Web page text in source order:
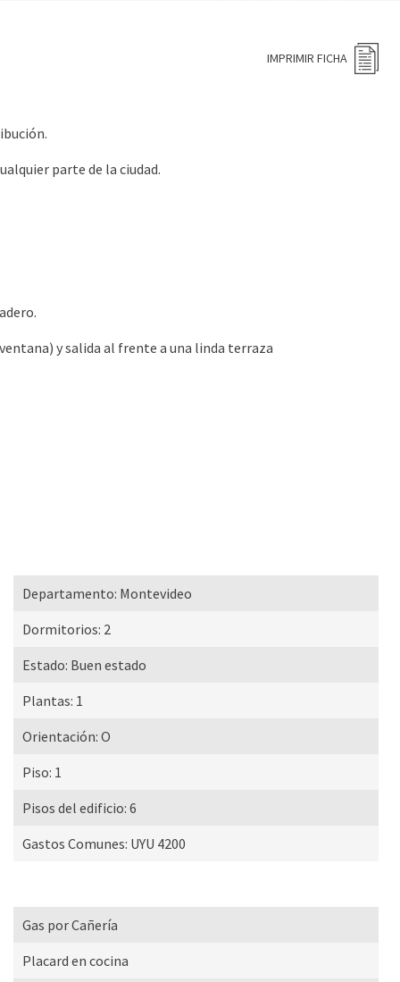
IMPRIMIR FICHA
parte de la ciudad.
y salida al frente a una linda terraza
Departamento: Montevideo
Dormitorios: 2
Estado: Buen estado
Plantas: 1
Orientación: O
Piso: 1
Pisos del edificio: 6
Gastos Comunes: UYU 4200
Gas por Cañería
Placard en cocina